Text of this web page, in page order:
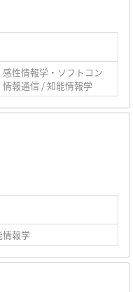
性情報学・ソフトコン
報通信 / 知能情報学
報学